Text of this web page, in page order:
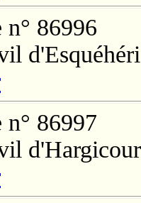
n° 86996
n° 86997